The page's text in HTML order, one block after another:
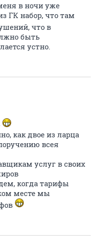
в ночи уже
ГК набор, что там
что в
быть
устно.
как двое из ларца
всея
услуг в своих
когда тарифы
месте мы